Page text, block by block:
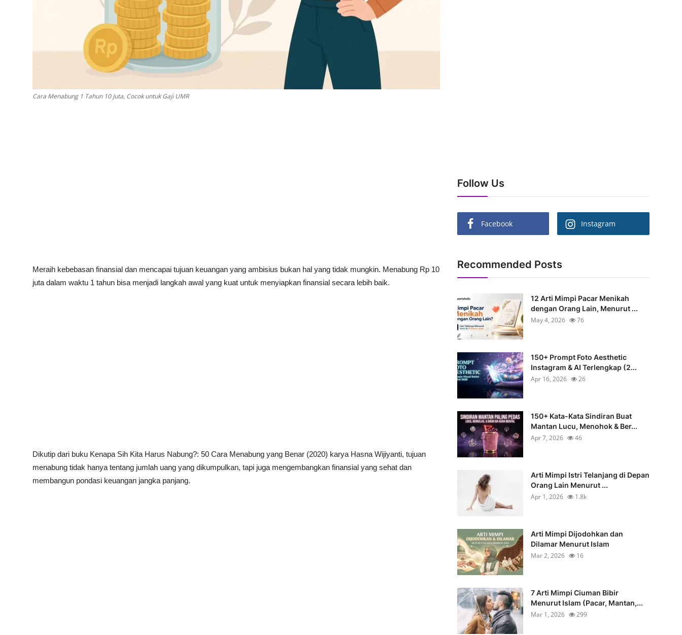
Cara Menabung 1 Tahun 10 Juta, Cocok untuk Gaji UMR
Meraih kebebasan finansial dan mencapai tujuan keuangan yang ambisius bukan hal yang tidak mungkin. Menabung Rp 10
juta dalam waktu 1 tahun bisa menjadi langkah awal yang kuat untuk menyiapkan finansial secara lebih baik.
Dikutip dari buku Kenapa Sih Kita Harus Nabung?: 50 Cara Menabung yang Benar (2020) karya Hasna Wijiyanti, tujuan
menabung tidak hanya tentang jumlah uang yang dikumpulkan, tapi juga mengembangkan finansial yang sehat dan
membangun pondasi keuangan jangka panjang.
Follow Us
Facebook Instagram
Recommended Posts
12 Arti Mimpi Pacar Menikah
dengan Orang Lain, Menurut ...
May 4, 2026
76
150+ Prompt Foto Aesthetic
Instagram & AI Terlengkap (2...
Apr 16, 2026
26
150+ Kata-Kata Sindiran Buat
Mantan Lucu, Menohok & Ber...
Apr 7, 2026
46
Arti Mimpi Istri Telanjang di Depan
Orang Lain Menurut ...
Apr 1, 2026
1.8k
Arti Mimpi Dijodohkan dan
Dilamar Menurut Islam
Mar 2, 2026
16
7 Arti Mimpi Ciuman Bibir
Menurut Islam (Pacar, Mantan,...
Mar 1, 2026
299